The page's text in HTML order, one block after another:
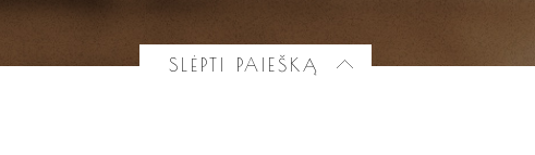
SLĖPTI PAIEŠKĄ